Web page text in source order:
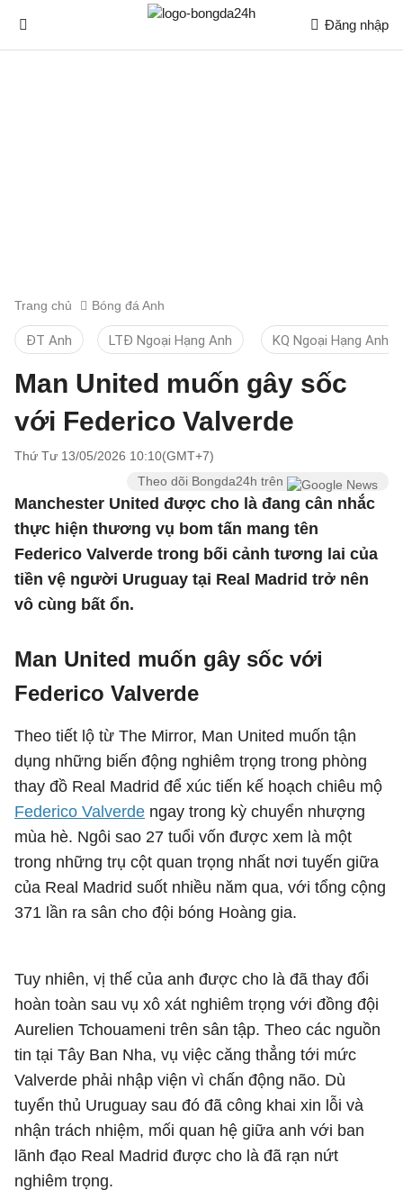
Đăng nhập
Trang chủ Bóng đá Anh
ĐT Anh LTĐ Ngoại Hạng Anh KQ Ngoại Hạng Anh
Man United muốn gây sốc
với Federico Valverde
Thứ Tư 13/05/2026 10:10(GMT+7)
Theo dõi Bongda24h trên
Manchester United được cho là đang cân nhắc
thực hiện thương vụ bom tấn mang tên
Federico Valverde trong bối cảnh tương lai của
tiền vệ người Uruguay tại Real Madrid trở nên
vô cùng bất ổn.
Man United muốn gây sốc với
Federico Valverde
Theo tiết lộ từ The Mirror, Man United muốn tận
dụng những biến động nghiêm trọng trong phòng
thay đồ Real Madrid để xúc tiến kế hoạch chiêu mộ
Federico Valverde ngay trong kỳ chuyển nhượng
mùa hè. Ngôi sao 27 tuổi vốn được xem là một
trong những trụ cột quan trọng nhất nơi tuyến giữa
của Real Madrid suốt nhiều năm qua, với tổng cộng
371 lần ra sân cho đội bóng Hoàng gia.
Tuy nhiên, vị thế của anh được cho là đã thay đổi
hoàn toàn sau vụ xô xát nghiêm trọng với đồng đội
Aurelien Tchouameni trên sân tập. Theo các nguồn
tin tại Tây Ban Nha, vụ việc căng thẳng tới mức
Valverde phải nhập viện vì chấn động não. Dù
tuyển thủ Uruguay sau đó đã công khai xin lỗi và
nhận trách nhiệm, mối quan hệ giữa anh với ban
lãnh đạo Real Madrid được cho là đã rạn nứt
nghiêm trọng.